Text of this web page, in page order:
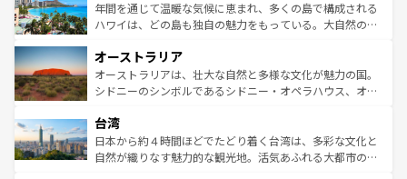
着のスイス情報はコンテンツ一覧 を参照してほしい。
ンメントが詰まった刺激的なスポットだ。一方、アメリカ
西部には大自然が広がり、グランドキャニオンやイエロー
部のニューオーリンズでは、音楽と美食が融合した独特の
文化が魅力。旅行者はアメリカの各地域で異なる魅力を楽
しみながら、その多様性と豊かな歴史を感じることができ
ならではの贅沢な旅のスタイルだ。 なお、新着のアメリカ
情報はコンテンツ一覧を参照してほしい。
年間を通じて温暖な気候に恵まれ、多くの島で構成される
ハワイは、どの島も独自の魅力をもっている。大自然の神
ワイ島は見逃せない。また、定番の観光地といえばオアフ
島だが、静かな自然を求めるならマウイ島やカウアイ島が
おすすめ。エメラルドグリーンに輝く海をはじめ、豊かな
れるおもてなしの心で訪れる人々を迎えてくれるハワイの
人々、おいしいローカルフードやハワイアンミュージッ
ク、伝統的なフラダンスなど、すべてがハワイの魅力を彩
オーストラリア
オーストラリアは、壮大な自然と多様な文化が魅力の国。
シドニーのシンボルであるシドニー・オペラハウス、オー
リアリーフや大陸中央部にそびえるウルル（エアーズロッ
ク）、タスマニアの美しい原生林やケアンズの熱帯雨林な
ど、見どころがたくさん。また、カフェやワイン、オージ
台湾
日本から約４時間ほどでたどり着く台湾は、多彩な文化と
自然が織りなす魅力的な観光地。活気あふれる大都市の台